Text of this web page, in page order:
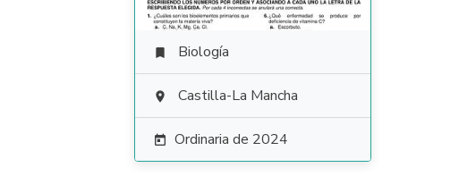
 Biología
 Castilla-La Mancha
 Ordinaria de 2024